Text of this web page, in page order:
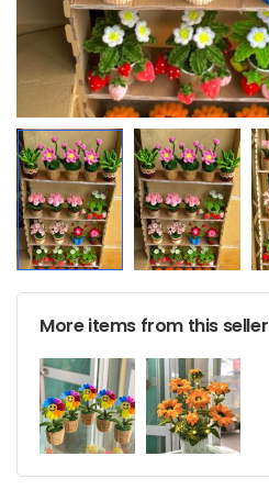
More items from this seller